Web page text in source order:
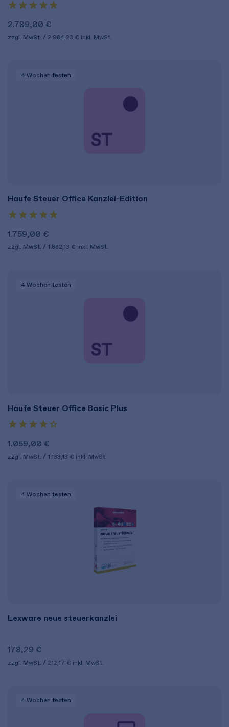
2.789,00 €
zzgl. MwSt. 2.984,23 € inkl. MwSt.
4 Wochen testen
Haufe Steuer Office Kanzlei-Edition
1.759,00 €
zzgl. MwSt. 1.882,13 € inkl. MwSt.
4 Wochen testen
Haufe Steuer Office Basic Plus
1.059,00 €
zzgl. MwSt. 1.133,13 € inkl. MwSt.
4 Wochen testen
Lexware neue steuerkanzlei
178,29 €
zzgl. MwSt. 212,17 € inkl. MwSt.
4 Wochen testen